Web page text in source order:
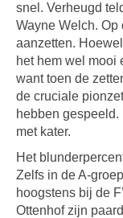
snel. Verheugd
Wayne Welch.
aanzetten.
het hem wel mooi
want toen de
de cruciale
hebben
met kater.
Het
Zelfs in de A-
hoogstens bij de
Ottenhof zijn